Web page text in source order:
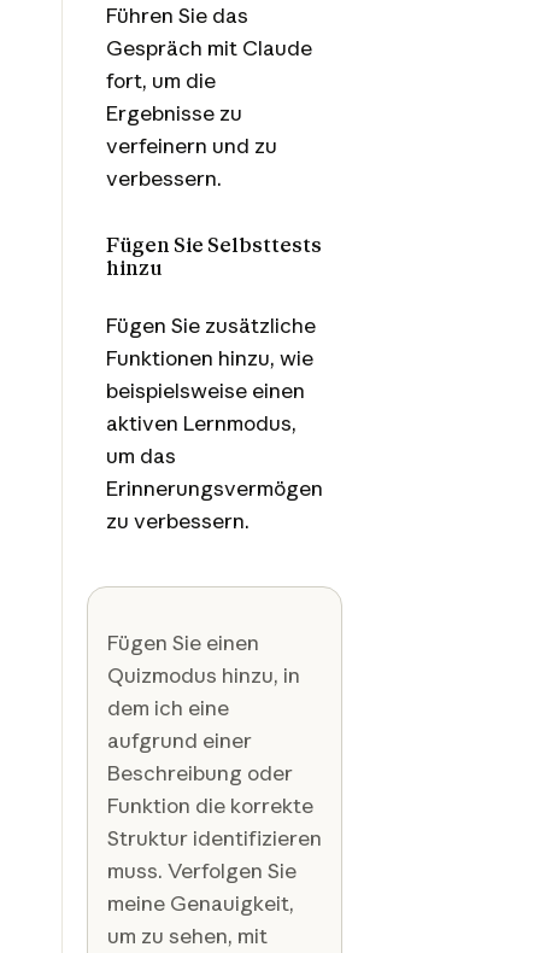
Führen Sie das
Gespräch mit Claude
fort, um die
Ergebnisse zu
verfeinern und zu
verbessern.
Fügen Sie Selbsttests
hinzu
Fügen Sie zusätzliche
Funktionen hinzu, wie
beispielsweise einen
aktiven Lernmodus,
um das
Erinnerungsvermögen
zu verbessern.
Fügen Sie einen
Quizmodus hinzu, in
dem ich eine
aufgrund einer
Beschreibung oder
Funktion die korrekte
Struktur identifizieren
muss. Verfolgen Sie
meine Genauigkeit,
um zu sehen, mit